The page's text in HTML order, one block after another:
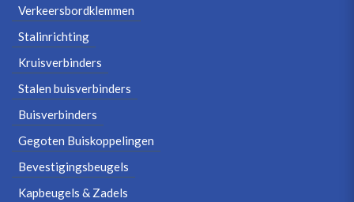
Verkeersbordklemmen
Stalinrichting
Kruisverbinders
Stalen buisverbinders
Buisverbinders
Gegoten Buiskoppelingen
Bevestigingsbeugels
Kapbeugels & Zadels